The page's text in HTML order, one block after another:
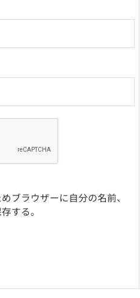
ブラウザーに自分の名前、
する。